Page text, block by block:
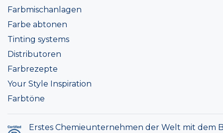
Farbmischanlagen
Farbe abtonen
Tinting systems
Distributoren
Farbrezepte
Your Style Inspiration
Farbtöne
Erstes Chemieunternehmen der Welt mit dem